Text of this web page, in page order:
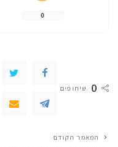
0
0 שיתופים
המאמר הקודם